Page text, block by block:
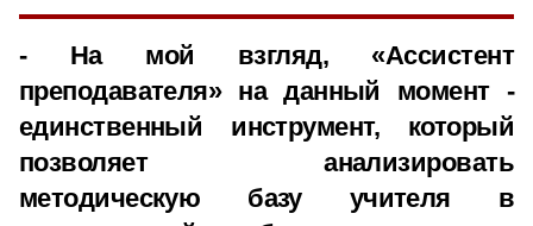
- На мой взгляд, «Ассистент
преподавателя» на данный момент -
единственный инструмент, который
позволяет анализировать
методическую базу учителя в